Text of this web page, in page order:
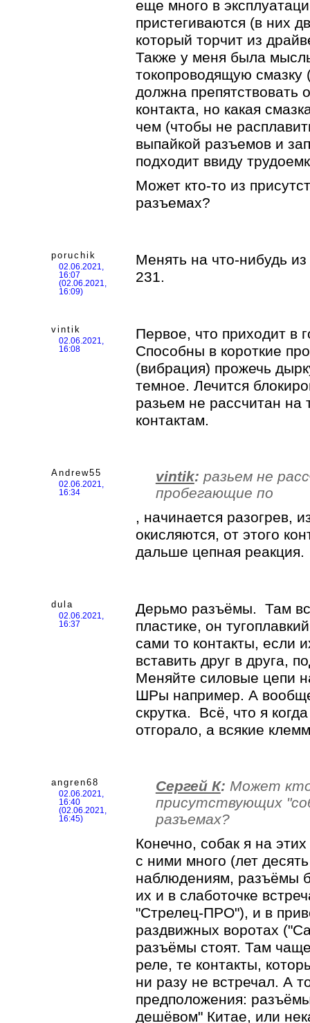
еще много в
пристегиваются (в них
который торчит из
Также у меня была
токопроводящую смазку
должна
контакта, но какая
чем (чтобы не
выпайкой разъемов и
подходит ввиду
Может кто-то из
разъемах?
poruchik
02.06.2021,
16:07
(02.06.2021,
16:09)
Менять на что-нибудь
231.
vintik
02.06.2021,
16:08
Первое, что приходит в
Способны в короткие
(вибрация) прожечь
темное. Лечится
разьем не рассчитан на
контактам.
Andrew55
02.06.2021,
16:34
vintik: разьем не
пробегающие по
, начинается разогрев,
окисляются, от этого
дальше цепная реакция.
dula
02.06.2021,
16:37
Дерьмо разъёмы. Там
пластике, он
сами то контакты, если
вставить друг в друга,
Меняйте силовые цепи
ШРы например. А
скрутка. Всё, что я
отгорало, а всякие
angren68
02.06.2021,
16:40
(02.06.2021,
16:45)
Сергей К: Может
присутствующих
разъемах?
Конечно, собак я на
с ними много (лет
наблюдениям, разъёмы
их и в слаботочке
"Стрелец-ПРО"), и в
раздвижных воротах
разъёмы стоят. Там
реле, те контакты,
ни разу не встречал. А
предположения:
дешёвом" Китае, или